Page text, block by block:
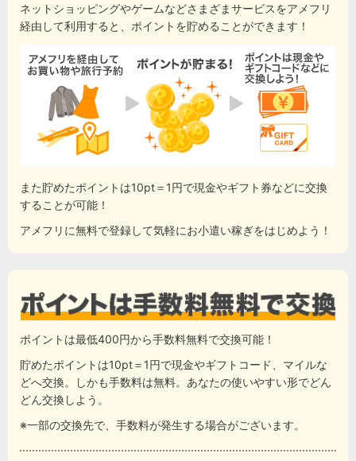
ネットショッピングやゲームなどさまざまサービスをアメフリ
経由して利用すると、ポイントを貯めることができます！
また貯めたポイントは10pt＝1円で現金やギフト券などに交換
することが可能！
アメフリに無料で登録して気軽にお小遣い稼ぎをはじめよう！
ポイントは最低400円から手数料無料で交換可能！
貯めたポイントは10pt＝1円で現金やギフトコード、マイルな
どへ交換。しかも手数料は無料。あなたの使いやすい形でどん
どん交換しよう。
※一部の交換先で、手数料が発生する場合がございます。